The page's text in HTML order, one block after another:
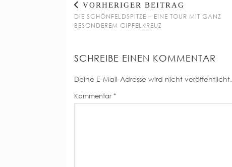
VORHERIGER BEITRAG
DIE SCHÖNFELDSPITZE – EINE TOUR MIT GANZ
BESONDEREM GIPFELKREUZ
SCHREIBE EINEN KOMMENTAR
Deine E-Mail-Adresse wird nicht veröffentlicht.
Kommentar *